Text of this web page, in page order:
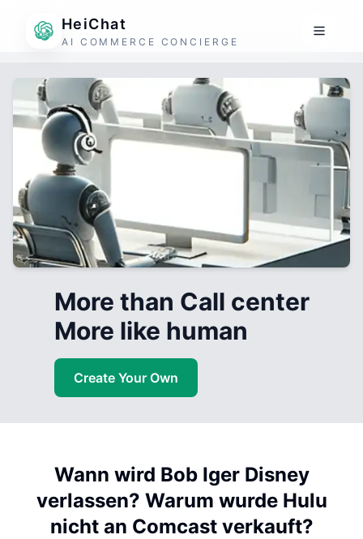
HeiChat
AI COMMERCE CONCIERGE
More than Call center
More like human
Create Your Own
Wann wird Bob Iger Disney
verlassen? Warum wurde Hulu
nicht an Comcast verkauft?